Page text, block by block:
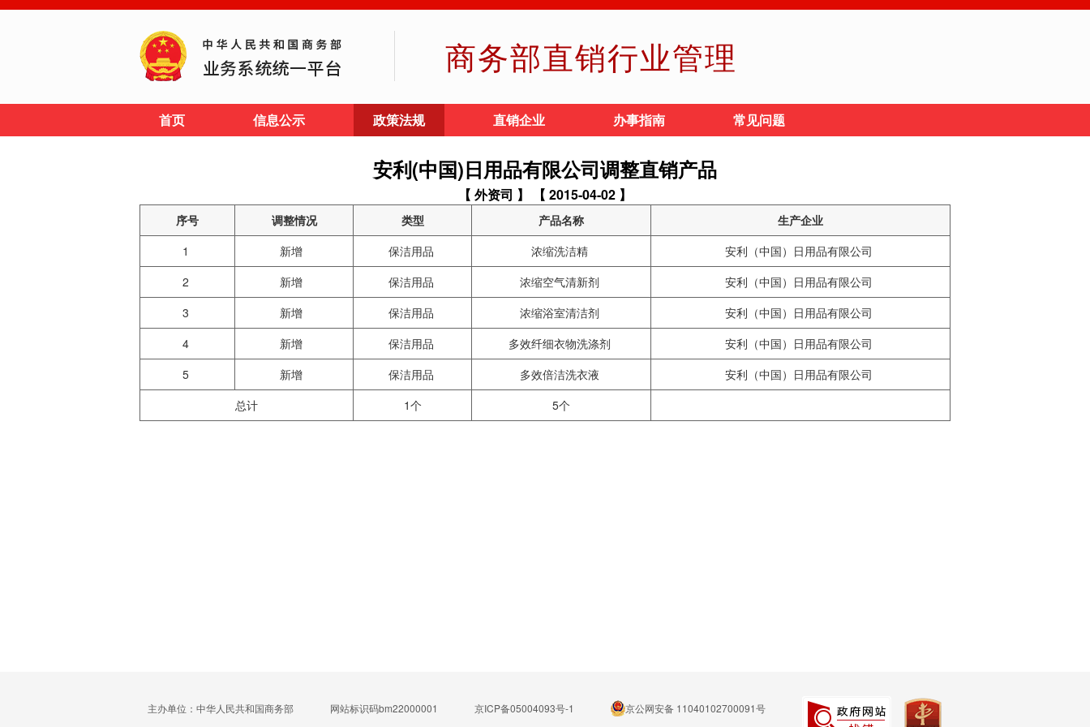
商务部直销行业管理
首页 信息公示 政策法规 直销企业 办事指南 常见问题
安利(中国)日用品有限公司调整直销产品
【 外资司 】 【 2015-04-02 】
序号 调整情况 类型 产品名称
生产企业
1
新增 保洁用品 浓缩洗洁精
安利（中国）日用品有限公司
2
新增 保洁用品 浓缩空气清新剂
安利（中国）日用品有限公司
3
新增 保洁用品 浓缩浴室清洁剂
安利（中国）日用品有限公司
4
新增 保洁用品 多效纤细衣物洗涤剂
安利（中国）日用品有限公司
5
新增 保洁用品 多效倍洁洗衣液
安利（中国）日用品有限公司
总计
1个 5个
主办单位：中华人民共和国商务部 网站标识码bm22000001 京ICP备05004093号-1
京公网安备 11040102700091号